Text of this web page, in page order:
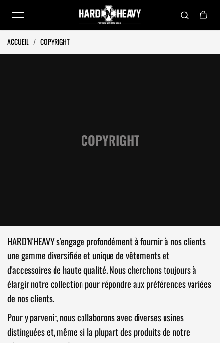
Passer au contenu
ACCUEIL / COPYRIGHT
COPYRIGHT
HARD'N'HEAVY s'engage profondément à fournir à nos clients
une gamme diversifiée et unique de vêtements et
d'accessoires de haute qualité. Nous cherchons toujours à
élargir notre collection pour répondre aux préférences variées
de nos clients.
Pour y parvenir, nous collaborons avec diverses usines
distinguées et, même si la plupart des produits de notre